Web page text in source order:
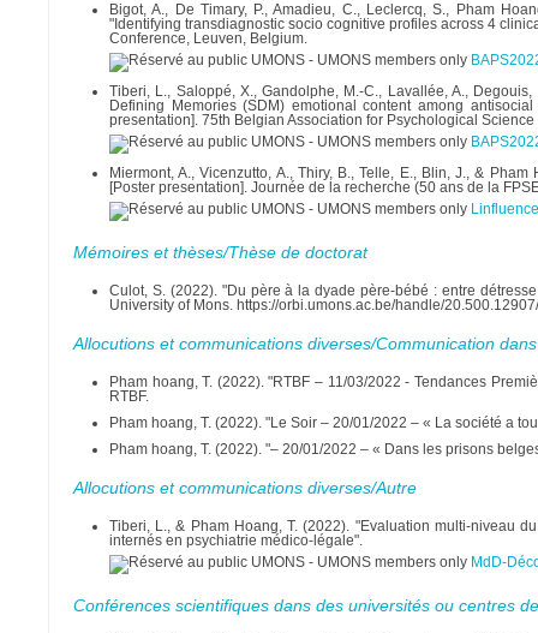
Bigot, A., De Timary, P., Amadieu, C., Leclercq, S., Pham
"Identifying transdiagnostic socio cognitive profiles across 4
Conference, Leuven, Belgium.
Tiberi, L., Saloppé, X., Gandolphe, M.-C., Lavallée, A.,
Defining Memories (SDM) emotional content among
presentation]. 75th Belgian Association for Psychological
Miermont, A., Vicenzutto, A., Thiry, B., Telle, E., Blin, J., &
[Poster presentation]. Journée de la recherche (50 ans de la
Mémoires et thèses/Thèse de doctorat
Culot, S. (2022). "Du père à la dyade père-bébé : entre
University of Mons. https://orbi.umons.ac.be/handle/
Allocutions et communications diverses/Communication
Pham hoang, T. (2022). "RTBF – 11/03/2022 - Tendances
RTBF.
Pham hoang, T. (2022). "Le Soir – 20/01/2022 – « La société a
Pham hoang, T. (2022). "– 20/01/2022 – « Dans les prisons
Allocutions et communications diverses/Autre
Tiberi, L., & Pham Hoang, T. (2022). "Evaluation multi-niveau
internés en psychiatrie médico-légale".
MdD-
Conférences scientifiques dans des universités ou centres